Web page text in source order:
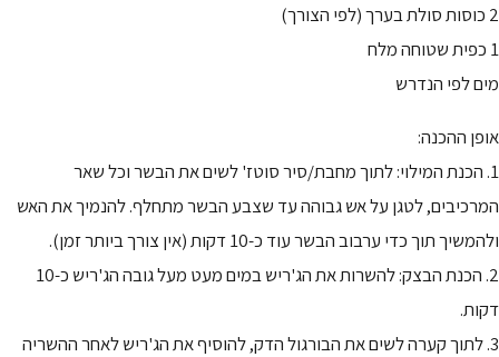
2 כוסות סולת בערך (לפי הצורך)
1 כפית שטוחה מלח
מים לפי הנדרש
אופן ההכנה:
1. הכנת המילוי: לתוך מחבת/סיר סוטז' לשים את הבשר וכל שאר
המרכיבים, לטגן על אש גבוהה עד שצבע הבשר מתחלף. להנמיך את האש
ולהמשיך תוך כדי ערבוב הבשר עוד כ-10 דקות (אין צורך ביותר זמן).
2. הכנת הבצק: להשרות את הג'ריש במים מעט מעל גובה הג'ריש כ-10
דקות.
3. לתוך קערה לשים את הבורגול הדק, להוסיף את הג'ריש לאחר ההשריה